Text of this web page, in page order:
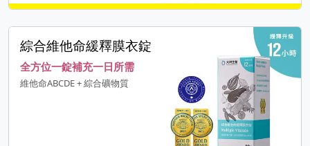
綜合維他命緩釋膜衣錠
全方位一錠補充一日所需
維他命ABCDE + 綜合礦物質